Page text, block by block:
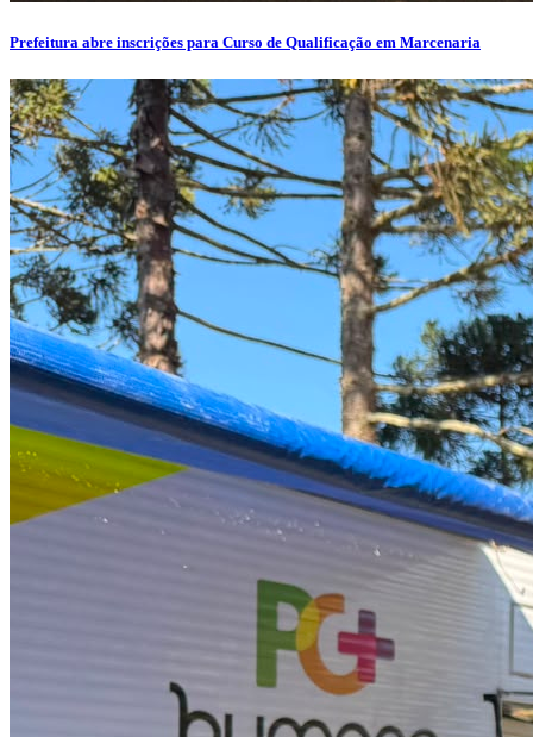
Prefeitura abre inscrições para Curso de Qualificação em Marcenaria